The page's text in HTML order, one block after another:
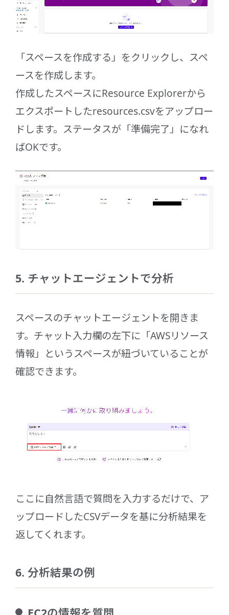
「スペースを作成する」をクリックし、スペ
ースを作成します。
作成したスペースにResource Explorerから
エクスポートしたresources.csvをアップロー
ドします。ステータスが「準備完了」になれ
ばOKです。
5. チャットエージェントで分析
スペースのチャットエージェントを開きま
す。チャット入力欄の左下に「AWSリソース
情報」というスペースが紐づいていることが
確認できます。
ここに自然言語で質問を入力するだけで、ア
ップロードしたCSVデータを基に分析結果を
返してくれます。
6. 分析結果の例